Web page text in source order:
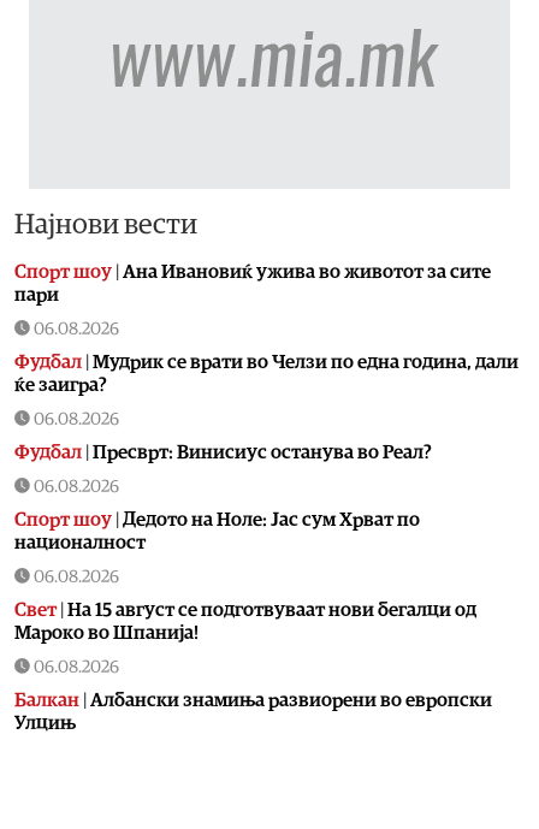
Најнови вести
Спорт шоу Aна Ивановиќ ужива во животот за сите
пари
06.08.2026
Фудбал Мудрик се врати во Челзи по една година, дали
ќе заигра?
06.08.2026
Фудбал Пресврт: Винисиус останува во Реал?
06.08.2026
Спорт шоу Дедото на Ноле: Јас сум Хрват по
националност
06.08.2026
Свет| На 15 август се подготвуваат нови бегалци од
Мароко во Шпанија!
06.08.2026
Балкан Албански знамиња развиорени во европски
Улцињ